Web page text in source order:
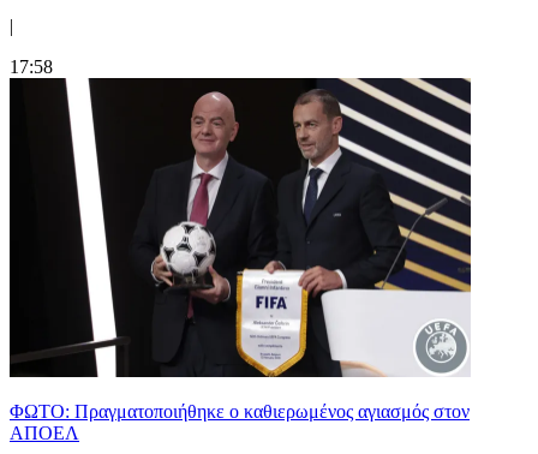
|
17:58
ΦΩΤΟ: Πραγματοποιήθηκε ο καθιερωμένος αγιασμός στον
ΑΠΟΕΛ